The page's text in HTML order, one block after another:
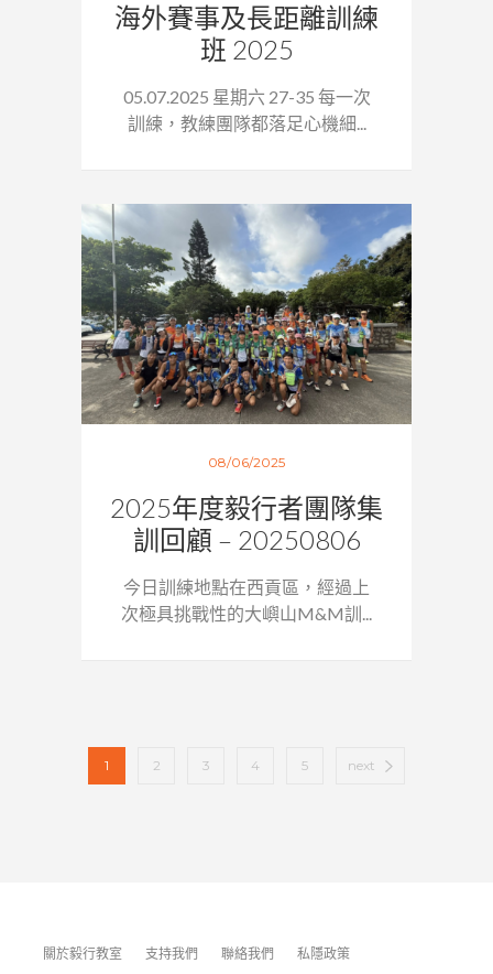
海外賽事及長距離訓練
班 2025
05.07.2025 星期六 27-35 每一次
訓練，教練團隊都落足心機細...
08/06/2025
2025年度毅行者團隊集
訓回顧 – 20250806
今日訓練地點在西貢區，經過上
次極具挑戰性的大嶼山M&M訓...
1 2 3 4 5 next
關於毅行教室 支持我們 聯絡我們 私隱政策